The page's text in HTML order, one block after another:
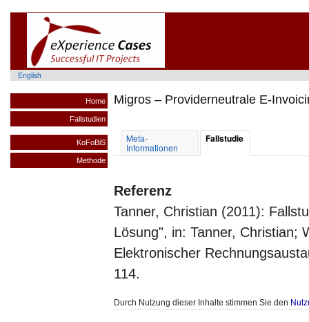
English
Home
Fallstudien
KoFoBiS
Methode
Migros – Providerneutrale E-
Meta-
Informationen
Fallstudie
Referenz
Tanner, Christian (2011):
Lösung", in: Tanner, Christian;
Elektronischer
114.
Durch Nutzung dieser Inhalte stimmen Sie den